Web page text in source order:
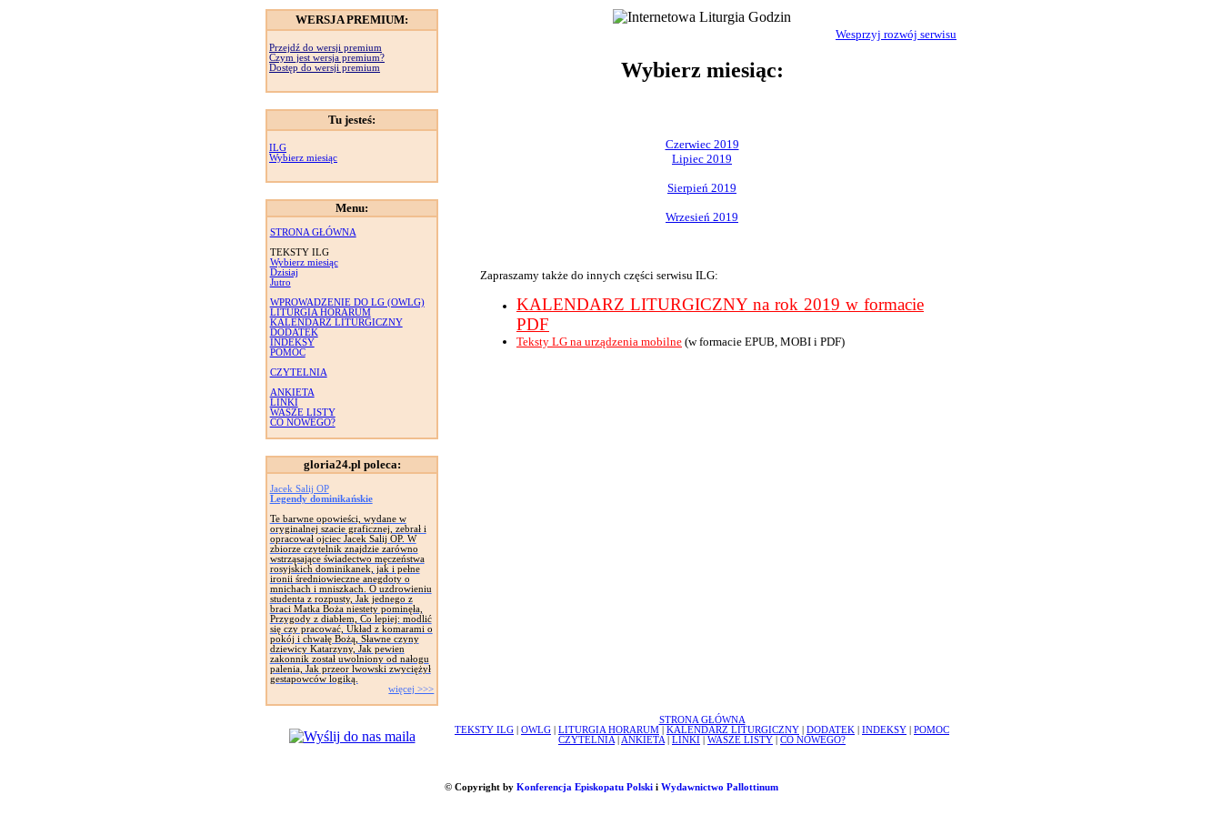
WERSJA PREMIUM:
Przejdź do wersji premium
Czym jest wersja premium?
Dostęp do wersji premium
Tu jesteś:
ILG
Wybierz miesiąc
Menu:
STRONA GŁÓWNA
TEKSTY ILG
Wybierz miesiąc
Dzisiaj
Jutro
WPROWADZENIE DO LG (OWLG)
LITURGIA HORARUM
KALENDARZ LITURGICZNY
DODATEK
INDEKSY
POMOC
CZYTELNIA
ANKIETA
LINKI
WASZE LISTY
CO NOWEGO?
gloria24.pl poleca:
Jacek Salij OP
Legendy dominikańskie
Te barwne opowieści, wydane w
oryginalnej szacie graficznej, zebrał i
opracował ojciec Jacek Salij OP. W
zbiorze czytelnik znajdzie zarówno
wstrząsające świadectwo męczeństwa
rosyjskich dominikanek, jak i pełne
ironii średniowieczne anegdoty o
mnichach i mniszkach. O uzdrowieniu
studenta z rozpusty, Jak jednego z
braci Matka Boża niestety pominęła,
Przygody z diabłem, Co lepiej: modlić
się czy pracować, Układ z komarami o
pokój i chwałę Bożą, Sławne czyny
dziewicy Katarzyny, Jak pewien
zakonnik został uwolniony od nałogu
palenia, Jak przeor lwowski zwyciężył
gestapowców logiką.
więcej >>>
Wesprzyj rozwój serwisu
Wybierz miesiąc:
Czerwiec 2019
Lipiec 2019
Sierpień 2019
Wrzesień 2019
Zapraszamy także do innych części serwisu ILG:
KALENDARZ LITURGICZNY na rok 2019 w formacie
PDF
Teksty LG na urządzenia mobilne (w formacie EPUB, MOBI i PDF)
STRONA GŁÓWNA
TEKSTY ILG
OWLG LITURGIA HORARUM KALENDARZ LITURGICZNY DODATEK INDEKSY
POMOC
CZYTELNIA
ANKIETA LINKI WASZE LISTY CO NOWEGO?
© Copyright by Konferencja Episkopatu Polskii Wydawnictwo Pallottinum